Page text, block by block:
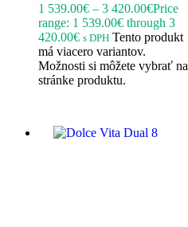
1 539.00€ – 3 420.00€Price
range: 1 539.00€ through 3
420.00€ s DPH Tento produkt
má viacero variantov.
Možnosti si môžete vybrať na
stránke produktu.